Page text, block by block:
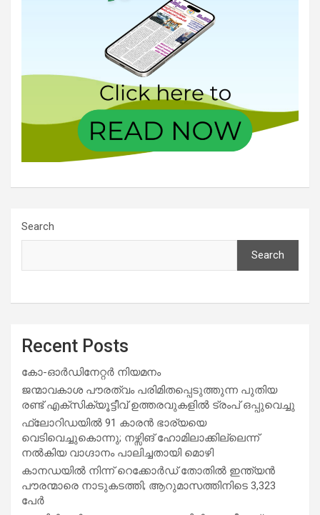
Search
Search
Recent Posts
കോ-ഓർഡിനേറ്റർ നിയമനം
ജന്മാവകാശ പൗരത്വം പരിമിതപ്പെടുത്തുന്ന പുതിയ
രണ്ട് എക്സിക്യൂട്ടീവ് ഉത്തരവുകളിൽ ട്രംപ് ഒപ്പുവെച്ചു
ഫ്ലോറിഡയിൽ 91 കാരൻ ഭാര്യയെ
വെടിവെച്ചുകൊന്നു; നഴ്സിങ് ഹോമിലാക്കില്ലെന്ന്
നൽകിയ വാഗ്ദാനം പാലിച്ചതായി മൊഴി
കാനഡയിൽ നിന്ന് റെക്കോർഡ് തോതിൽ ഇന്ത്യൻ
പൗരന്മാരെ നാടുകടത്തി; ആറുമാസത്തിനിടെ 3,323
പേർ